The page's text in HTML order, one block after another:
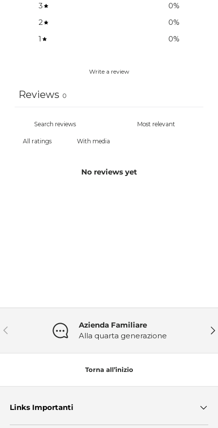
3
0%
2
0%
1
0%
Write a review
Reviews 0
With media
No reviews yet
Indietro
Azienda Familiare
Alla quarta generazione
Torna all’inizio
Links Importanti